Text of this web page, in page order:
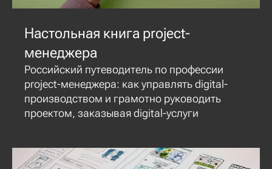
Настольная книга project-
менеджера
Российский путеводитель по профессии
project-менеджера: как управлять digital-
производством и грамотно руководить
проектом, заказывая digital-услуги